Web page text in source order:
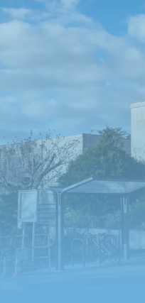
16 juin 2026